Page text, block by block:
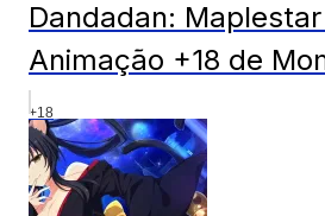
Dandadan:
Animação +18 de
+18